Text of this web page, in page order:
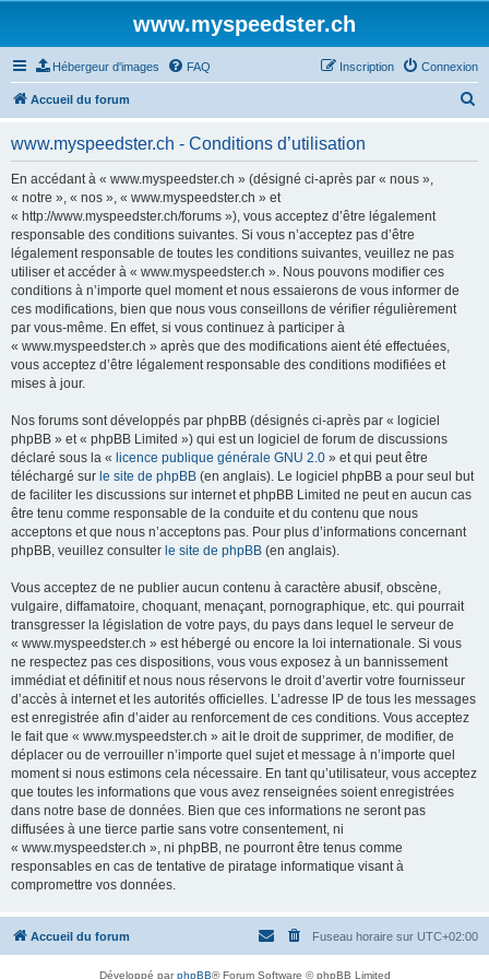
www.myspeedster.ch
Hébergeur d'images FAQ Connexion
Inscription
Accueil du forum
www.myspeedster.ch - Conditions d’utilisation
En accédant à « www.myspeedster.ch » (désigné ci-après par « nous »,
« notre », « nos », « www.myspeedster.ch » et
« http://www.myspeedster.ch/forums »), vous acceptez d’être légalement
responsable des conditions suivantes. Si vous n’acceptez pas d’être
légalement responsable de toutes les conditions suivantes, veuillez ne pas
utiliser et accéder à « www.myspeedster.ch ». Nous pouvons modifier ces
conditions à n’importe quel moment et nous essaierons de vous informer de
ces modifications, bien que nous vous conseillons de vérifier régulièrement
par vous-même. En effet, si vous continuez à participer à
« www.myspeedster.ch » après que des modifications aient été effectuées,
vous acceptez d’être légalement responsable des conditions modifiées et
mises à jour.
Nos forums sont développés par phpBB (désignés ci-après par « logiciel
phpBB » et « phpBB Limited ») qui est un logiciel de forum de discussions
déclaré sous la « licence publique générale GNU 2.0 » et qui peut être
téléchargé sur le site de phpBB (en anglais). Le logiciel phpBB a pour seul but
de faciliter les discussions sur internet et phpBB Limited ne peut en aucun cas
être tenu comme responsable de la conduite et du contenu que nous
acceptons et que nous n’acceptons pas. Pour plus d’informations concernant
phpBB, veuillez consulter le site de phpBB (en anglais).
Vous acceptez de ne publier aucun contenu à caractère abusif, obscène,
vulgaire, diffamatoire, choquant, menaçant, pornographique, etc. qui pourrait
transgresser la législation de votre pays, du pays dans lequel le serveur de
« www.myspeedster.ch » est hébergé ou encore la loi internationale. Si vous
ne respectez pas ces dispositions, vous vous exposez à un bannissement
immédiat et définitif et nous nous réservons le droit d’avertir votre fournisseur
d’accès à internet et les autorités officielles. L’adresse IP de tous les messages
est enregistrée afin d’aider au renforcement de ces conditions. Vous acceptez
le fait que « www.myspeedster.ch » ait le droit de supprimer, de modifier, de
déplacer ou de verrouiller n’importe quel sujet et message à n’importe quel
moment si nous estimons cela nécessaire. En tant qu’utilisateur, vous acceptez
que toutes les informations que vous avez renseignées soient enregistrées
dans notre base de données. Bien que ces informations ne seront pas
diffusées à une tierce partie sans votre consentement, ni
« www.myspeedster.ch », ni phpBB, ne pourront être tenus comme
responsables en cas de tentative de piratage informatique visant à
compromettre vos données.
Accueil du forum Fuseau horaire sur UTC+02:00
Développé parphpBB® Forum Software © phpBB Limited